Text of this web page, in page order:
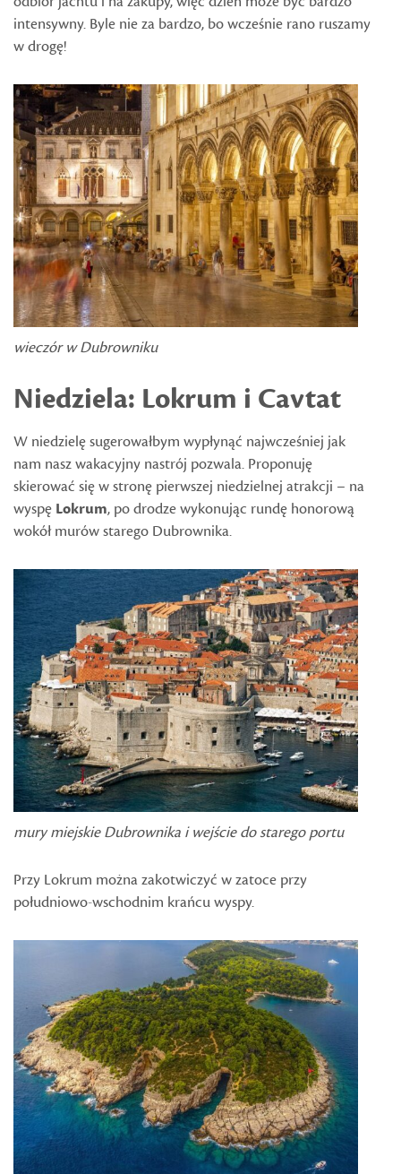
intensywny. Byle nie za bardzo, bo wcześnie rano ruszamy
w drogę!
wieczór w Dubrowniku
Niedziela: Lokrum i Cavtat
W niedzielę sugerowałbym wypłynąć najwcześniej jak
nam nasz wakacyjny nastrój pozwala. Proponuję
skierować się w stronę pierwszej niedzielnej atrakcji – na
wyspę Lokrum, po drodze wykonując rundę honorową
wokół murów starego Dubrownika.
mury miejskie Dubrownika i wejście do starego portu
Przy Lokrum można zakotwiczyć w zatoce przy
południowo-wschodnim krańcu wyspy.